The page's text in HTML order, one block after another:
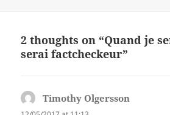
2 thoughts on “Quand je
serai factcheckeur”
Timothy Olgersson